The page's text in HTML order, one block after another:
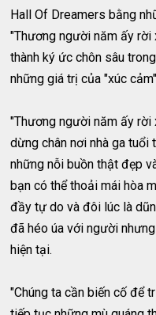
Hall Of Dreamers bằng
"Thương người năm ấy rời
thành ký ức chôn sâu
những giá trị của "xúc
"Thương người năm ấy rời
dừng chân nơi nhà ga
những nỗi buồn thật đẹp
bạn có thể thoải mái hòa
đầy tự do và đôi lúc là
đã héo úa với người
hiện tại.
"Chúng ta cần biến cố để